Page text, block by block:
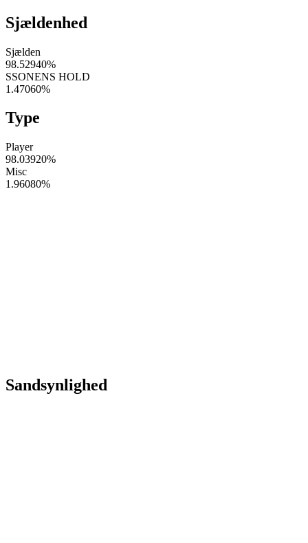
Sjældenhed
Sjælden
98.52940%
SSONENS HOLD
1.47060%
Type
Player
98.03920%
Misc
1.96080%
Sandsynlighed